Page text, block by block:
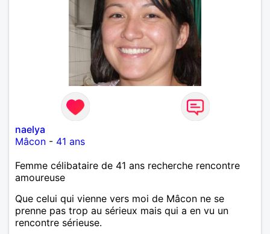
naelya
Mâcon - 41 ans
Femme célibataire de 41 ans recherche rencontre
amoureuse
Que celui qui vienne vers moi de Mâcon ne se
prenne pas trop au sérieux mais qui a en vu un
rencontre sérieuse.